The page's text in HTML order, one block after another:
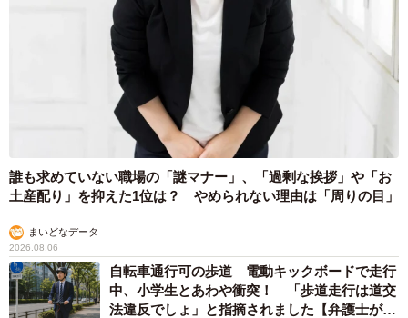
誰も求めていない職場の「謎マナー」、「過剰な挨拶」や「お
土産配り」を抑えた1位は？ やめられない理由は「周りの目」
まいどなデータ
2026.08.06
自転車通行可の歩道 電動キックボードで走行
中、小学生とあわや衝突！ 「歩道走行は道交
法違反でしょ」と指摘されました【弁護士が解